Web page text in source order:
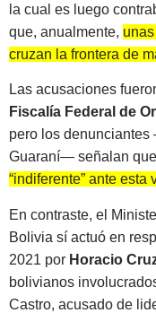
la cual es luego
que, anualmente,
cruzan la frontera de
Las acusaciones
Fiscalía Federal de
pero los
Guaraní— señalan que
“indiferente” ante
En contraste, el
Bolivia sí actuó en
2021 por Horacio
bolivianos
Castro, acusado de